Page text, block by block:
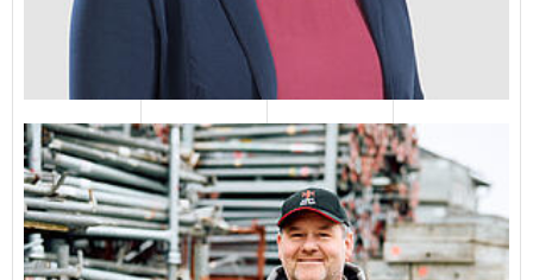
04651 82310‬
E-Mail senden
Olf Lühr